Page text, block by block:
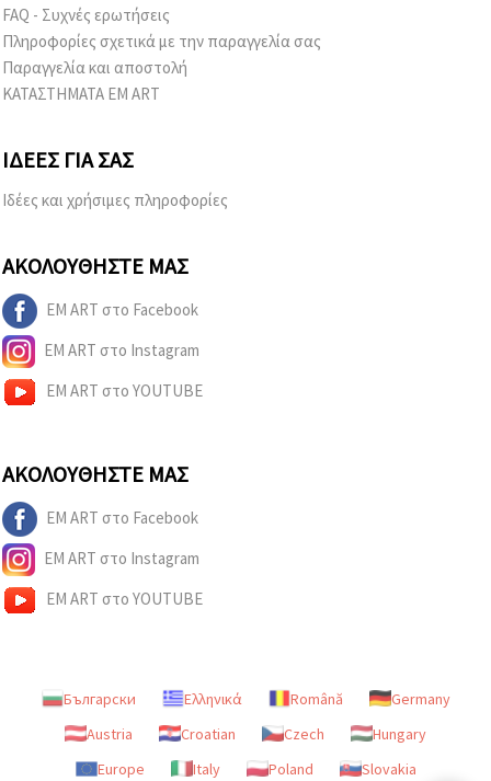
FAQ - Συχνές ερωτήσεις
Πληροφορίες σχετικά με την παραγγελία σας
Παραγγελία και αποστολή
ΚΑΤΑΣΤΗΜΑΤΑ EM ART
ΙΔΈΕΣ ΓΙΑ ΣΑΣ
Ιδέες και χρήσιμες πληροφορίες
ΑΚΟΛΟΥΘΉΣΤΕ ΜΑΣ
EM ART στο Facebook
EM ART στο Instagram
EM ART στο YOUTUBE
ΑΚΟΛΟΥΘΉΣΤΕ ΜΑΣ
EM ART στο Facebook
EM ART στο Instagram
EM ART στο YOUTUBE
Български Ελληνικά Română
Germany
Austria
Croatian Czech
Hungary
Europe
Italy Poland Slovakia